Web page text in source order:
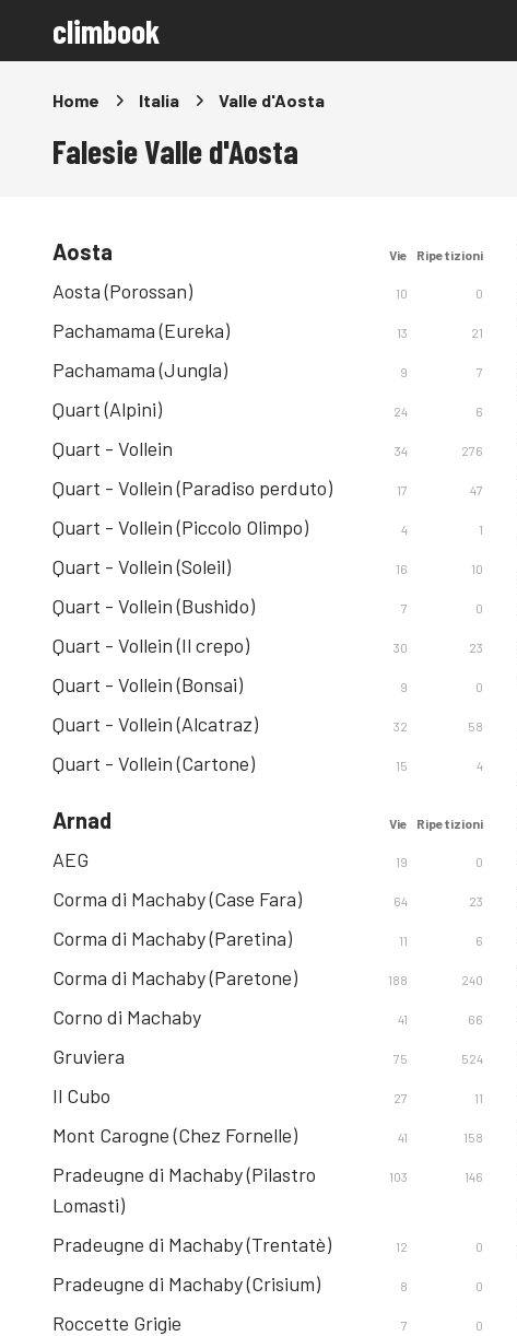
climbook
Home Italia Valle d'Aosta
Falesie Valle d'Aosta
Aosta Vie Ripetizioni
Aosta (Porossan) 10 0
Pachamama (Eureka) 13 21
Pachamama (Jungla) 9 7
Quart (Alpini) 24 6
Quart - Vollein 34 276
Quart - Vollein (Paradiso perduto) 17 47
Quart - Vollein (Piccolo Olimpo) 4 1
Quart - Vollein (Soleil) 16 10
Quart - Vollein (Bushido) 7 0
Quart - Vollein (Il crepo) 30 23
Quart - Vollein (Bonsai) 9 0
Quart - Vollein (Alcatraz) 32 58
Quart - Vollein (Cartone) 15 4
Arnad Vie Ripetizioni
AEG 19 0
Corma di Machaby (Case Fara) 64 23
Corma di Machaby (Paretina) 11 6
Corma di Machaby (Paretone) 188 240
Corno di Machaby 41 66
Gruviera 75 524
Il Cubo 27 11
Mont Carogne (Chez Fornelle) 41 158
Pradeugne di Machaby (Pilastro
Lomasti)
103 146
Pradeugne di Machaby (Trentatè) 12 0
Pradeugne di Machaby (Crisium) 8 0
Roccette Grigie 7 0